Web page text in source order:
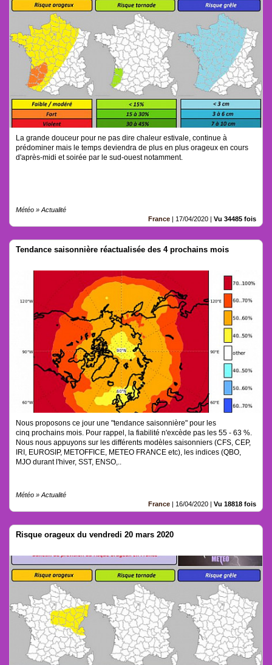
La grande douceur pour ne pas dire chaleur estivale, continue à
prédominer mais le temps deviendra de plus en plus orageux en cours
d'après-midi et soirée par le sud-ouest notamment.
Météo » Actualité
France | 17/04/2020 | Vu 34485 fois
Tendance saisonnière réactualisée des 4 prochains mois
Nous proposons ce jour une "tendance saisonnière" pour les
cinq prochains mois. Pour rappel, la fiabilité n'excède pas les 55 - 63 %.
Nous nous appuyons sur les différents modèles saisonniers (CFS, CEP,
IRI, EUROSIP, METOFFICE, METEO FRANCE etc), les indices (QBO,
MJO durant l'hiver, SST, ENSO,..
Météo » Actualité
France | 16/04/2020 | Vu 18818 fois
Risque orageux du vendredi 20 mars 2020